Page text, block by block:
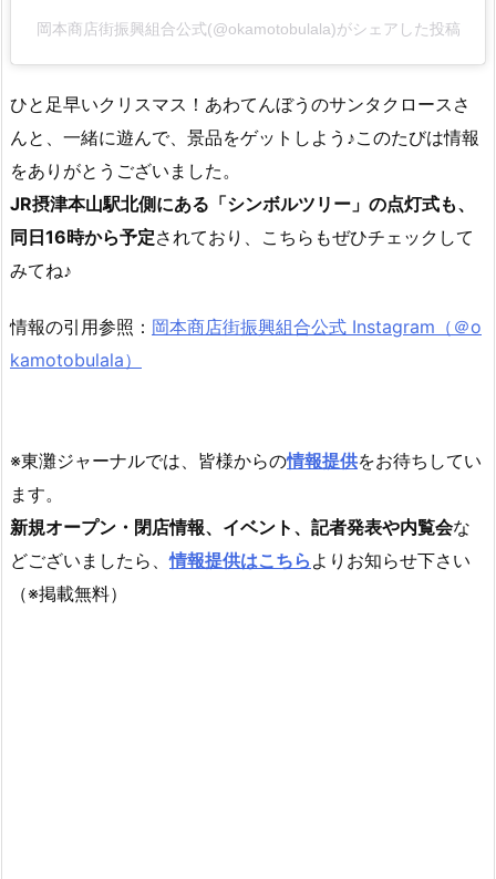
岡本商店街振興組合公式(@okamotobulala)がシェアした投稿
ひと足早いクリスマス！あわてんぼうのサンタクロースさ
んと、一緒に遊んで、景品をゲットしよう♪このたびは情報
をありがとうございました。
JR摂津本山駅北側にある「シンボルツリー」の点灯式も、
同日16時から予定されており、こちらもぜひチェックして
みてね♪
情報の引用参照： 岡本商店街振興組合公式 Instagram（＠o
kamotobulala）
※東灘ジャーナルでは、皆様からの情報提供をお待ちしてい
ます。
新規オープン・閉店情報、イベント、記者発表や内覧会な
どございましたら、情報提供はこちら よりお知らせ下さい
（※掲載無料）